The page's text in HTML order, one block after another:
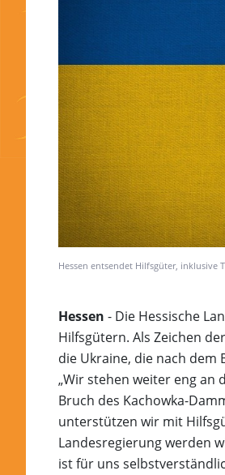
Hessen entsendet Hilfsgüter, inklusive
Hessen - Die Hessische
Hilfsgütern. Als Zeichen
die Ukraine, die nach dem
„Wir stehen weiter eng an
Bruch des Kachowka-
unterstützen wir mit
Landesregierung werden
ist für uns